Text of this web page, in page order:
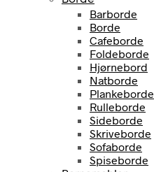
Barborde
Borde
Cafeborde
Foldeborde
Hjørnebord
Natborde
Plankeborde
Rulleborde
Sideborde
Skriveborde
Sofaborde
Spiseborde